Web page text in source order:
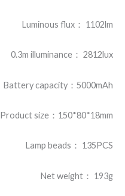
Luminous flux： 1102lm
0.3m illuminance： 2812lux
Battery capacity：5000mAh
Product size：150*80*18mm
Lamp beads： 135PCS
Net weight： 193g